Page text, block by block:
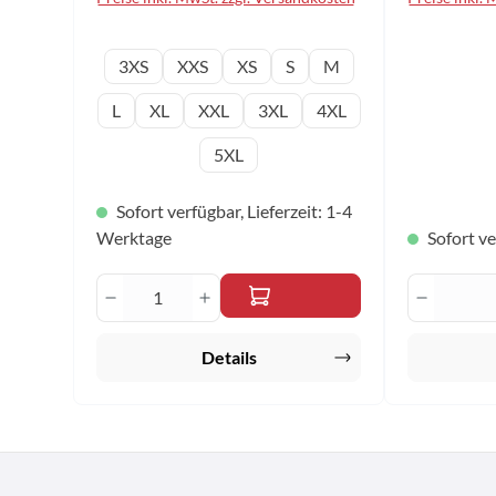
Konfektionsgröße auswählen
3XS XXS XS S M
L XL XXL 3XL 4XL
5XL
Sofort verfügbar, Lieferzeit: 1-4
Werktage
Produkt Anzahl: Gib den
Details
Sofort